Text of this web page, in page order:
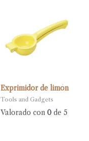
Exprimidor de limón
Tools and Gadgets
Valorado con 0de 5